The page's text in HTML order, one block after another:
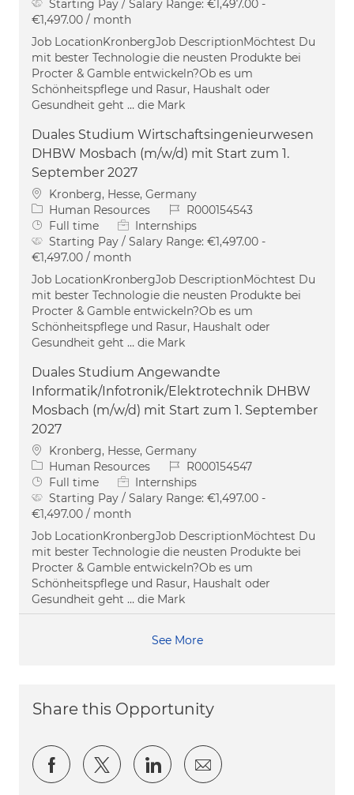
Starting Pay / Salary Range: €1,497.00 -
€1,497.00 / month
Job LocationKronbergJob DescriptionMöchtest Du
mit bester Technologie die neusten Produkte bei
Procter & Gamble entwickeln?Ob es um
Schönheitspflege und Rasur, Haushalt oder
Gesundheit geht … die Mark
Duales Studium Wirtschaftsingenieurwesen
DHBW Mosbach (m/w/d) mit Start zum 1.
September 2027
Location
Kronberg, Hesse, Germany
Category
Human Resources Job IdR000154543
Job Type
Full time
Internships
Starting Pay / Salary Range: €1,497.00 -
€1,497.00 / month
Job LocationKronbergJob DescriptionMöchtest Du
mit bester Technologie die neusten Produkte bei
Procter & Gamble entwickeln?Ob es um
Schönheitspflege und Rasur, Haushalt oder
Gesundheit geht … die Mark
Duales Studium Angewandte
Informatik/Infotronik/Elektrotechnik DHBW
Mosbach (m/w/d) mit Start zum 1. September
2027
Location
Kronberg, Hesse, Germany
Category
Human Resources Job IdR000154547
Job Type
Full time
Internships
Starting Pay / Salary Range: €1,497.00 -
€1,497.00 / month
Job LocationKronbergJob DescriptionMöchtest Du
mit bester Technologie die neusten Produkte bei
Procter & Gamble entwickeln?Ob es um
Schönheitspflege und Rasur, Haushalt oder
Gesundheit geht … die Mark
See More
Share this Opportunity
Share via Facebook
Share via twitter
Share via LinkedIn
Share via email